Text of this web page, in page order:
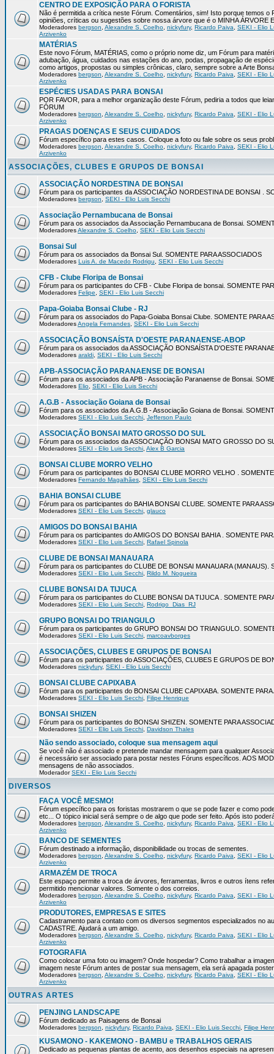
CENTRO DE EXPOSIÇÃO PARA O FORISTA
Não é permitida a crítica neste Fórum. Comentários, sim! Isto porque temos
opiniões, críticas ou sugestões sobre nossa árvore que é o MINHA ÁRVORE
Moderadores bergson Alexandre S. Coelho nickyfury, Ricardo Paiva
SEKI - Elio
Arzivenko
MATÉRIAS
Este novo Fórum, MATÉRIAS, como o próprio nome diz, um Fórum para
adubação, água, cuidados nas estações do ano, podas, propagação de
como artigos, propostas ou simples crônicas, claro, sempre sobre a Arte
Moderadores bergson Alexandre S. Coelho nickyfury, Ricardo Paiva
SEKI - Elio
Arzivenko
ESPÉCIES USADAS PARA BONSAI
POR FAVOR, para a melhor organização deste Fórum, pediria a todos que
FÓRUM
Moderadores bergson Alexandre S. Coelho nickyfury, Ricardo Paiva
SEKI - Elio
Arzivenko
PRAGAS DOENÇAS E SEUS CUIDADOS
Fórum específico para estes casos. Coloque a foto ou fale sobre os seus
Moderadores bergson Alexandre S. Coelho nickyfury, Ricardo Paiva
SEKI - Elio
Arzivenko
ASSOCIAÇÕES, CLUBES E GRUPOS DE BONSAI
ASSOCIAÇÃO NORDESTINA DE BONSAI
Fórum para os participantes da ASSOCIAÇÃO NORDESTINA DE BONSAI .
Moderadores bergson SEKI - Elio Luis Secchi
Associação Pernambucana de Bonsai
Fórum para os associados da Associação Pernambucana de Bonsai.
ModeradoresAlexandre S. Coelho SEKI - Elio Luis Secchi
Bonsai Sul
Fórum para os associados da Bonsai Sul. SOMENTE PARA ASSOCIADOS
Moderadores Luis A. de Macedo Rodrigu SEKI - Elio Luis Secchi
CFB - Clube Floripa de Bonsai
Fórum para os participantes do CFB - Clube Floripa de bonsai. SOMENTE
Moderadores Felipe SEKI - Elio Luis Secchi
Papa-Goiaba Bonsai Clube - RJ
Fórum para os associados do Papa-Goiaba Bonsai Clube. SOMENTE PARA
ModeradoresAngela Fernandes SEKI - Elio Luis Secchi
ASSOCIAÇÃO BONSAÍSTA D'OESTE PARANAENSE-ABOP
Fórum para os associados da ASSOCIAÇÃO BONSAÍSTA D'OESTE
Moderadores araldi SEKI - Elio Luis Secchi
APB-ASSOCIAÇÃO PARANAENSE DE BONSAI
Fórum para os associados da APB - Associação Paranaense de Bonsai.
Moderadores Elio SEKI - Elio Luis Secchi
A.G.B - Associação Goiana de Bonsai
Fórum para os associados da A.G.B - Associação Goiana de Bonsai.
Moderadores SEKI - Elio Luis Secchi Jefferson Paulo
ASSOCIAÇÃO BONSAI MATO GROSSO DO SUL
Fórum para os associados da ASSOCIAÇÃO BONSAI MATO GROSSO DO
Moderadores SEKI - Elio Luis Secchi Alex B Garcia
BONSAI CLUBE MORRO VELHO
Fórum para os participantes do BONSAI CLUBE MORRO VELHO .
Moderadores Fernando Magalhães SEKI - Elio Luis Secchi
BAHIA BONSAI CLUBE
Fórum para os participantes do BAHIA BONSAI CLUBE. SOMENTE PARA
Moderadores SEKI - Elio Luis Secchi glauco
AMIGOS DO BONSAI BAHIA
Fórum para os participantes do AMIGOS DO BONSAI BAHIA . SOMENTE
Moderadores SEKI - Elio Luis Secchi Rafael Spinola
CLUBE DE BONSAI MANAUARA
Fórum para os participantes do CLUBE DE BONSAI MANAUARA (MANAUS).
Moderadores SEKI - Elio Luis Secchi Rildo M. Nogueira
CLUBE BONSAI DA TIJUCA
Fórum para os participantes do CLUBE BONSAI DA TIJUCA . SOMENTE
Moderadores SEKI - Elio Luis Secchi Rodrigo_Dias_RJ
GRUPO BONSAI DO TRIANGULO
Fórum para os participantes do GRUPO BONSAI DO TRIANGULO.
Moderadores SEKI - Elio Luis Secchi marcoavborges
ASSOCIAÇÕES, CLUBES E GRUPOS DE BONSAI
Fórum para os participantes do ASSOCIAÇÕES, CLUBES E GRUPOS DE
Moderadores nickyfury, SEKI - Elio Luis Secchi
BONSAI CLUBE CAPIXABA
Fórum para os participantes do BONSAI CLUBE CAPIXABA. SOMENTE
Moderadores SEKI - Elio Luis Secchi Filipe Henrique
BONSAI SHIZEN
Fórum para os participantes do BONSAI SHIZEN. SOMENTE PARA
Moderadores SEKI - Elio Luis Secchi Davidson Thales
Não sendo associado, coloque sua mensagem aqui
Se você não é associado e pretende mandar mensagem para qualquer
é necessário ser associado para postar nestes Fóruns específicos. AOS
mensagens de não associados.
ModeradorSEKI - Elio Luis Secchi
DIVERSOS
FAÇA VOCÊ MESMO!
Fórum específico para os foristas mostrarem o que se pode fazer e como
etc... O tópico inicial será sempre o de algo que pode ser feito. Após isto
Moderadores bergson Alexandre S. Coelho nickyfury, Ricardo Paiva
SEKI - Elio
Arzivenko
BANCO DE SEMENTES
Fórum destinado a informação, disponibilidade ou trocas de sementes.
Moderadores bergson Alexandre S. Coelho nickyfury, Ricardo Paiva
SEKI - Elio
Arzivenko
ARMAZÉM DE TROCA
Este espaço permite a troca de árvores, ferramentas, livros e outros ítens
permitido mencionar valores. Somente o dos correios.
Moderadores bergson Alexandre S. Coelho nickyfury, Ricardo Paiva
SEKI - Elio
Arzivenko
PRODUTORES, EMPRESAS E SITES
Cadastramento para contato com os diversos segmentos especializados no
CADASTRE. Ajudará a um amigo.
Moderadores bergson Alexandre S. Coelho nickyfury, Ricardo Paiva
SEKI - Elio
Arzivenko
FOTOGRAFIA
Como colocar uma foto ou imagem? Onde hospedar? Como trabalhar a
imagem neste Fórum antes de postar sua mensagem, ela será apagada
Moderadores bergson Alexandre S. Coelho nickyfury, Ricardo Paiva
SEKI - Elio
Arzivenko
OUTRAS ARTES
PENJING LANDSCAPE
Fórum dedicado as Paisagens de Bonsai
Moderadores bergson nickyfury, Ricardo Paiva SEKI - Elio Luis Secchi Filipe
KUSAMONO - KAKEMONO - BAMBU e TRABALHOS GERAIS
Dedicado as pequenas plantas de acento, aos desenhos especiais na